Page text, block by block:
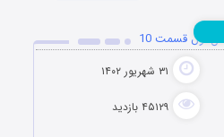
اول قسمت 10
۳۱ شهریور ۱۴۰۲
۴۵۱۲۹ بازدید